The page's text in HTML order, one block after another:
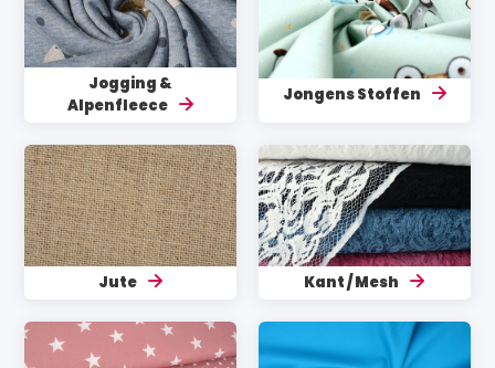
Jogging &
Alpenfleece
Jongens Stoffen
Jute Kant / Mesh